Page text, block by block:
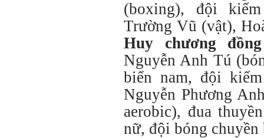
(boxing), đội
Trường Vũ (vật),
Huy chương đồng
Nguyễn Anh Tú
biển nam, đội
Nguyễn Phương
aerobic), đua
nữ, đội bóng chuyền